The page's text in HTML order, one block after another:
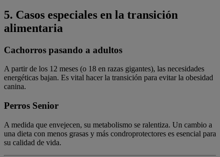
5. Casos especiales en la transición
alimentaria
Cachorros pasando a adultos
A partir de los 12 meses (o 18 en razas gigantes), las necesidades
energéticas bajan. Es vital hacer la transición para evitar la obesidad
canina.
Perros Senior
A medida que envejecen, su metabolismo se ralentiza. Un cambio a
una dieta con menos grasas y más condroprotectores es esencial para
su calidad de vida.